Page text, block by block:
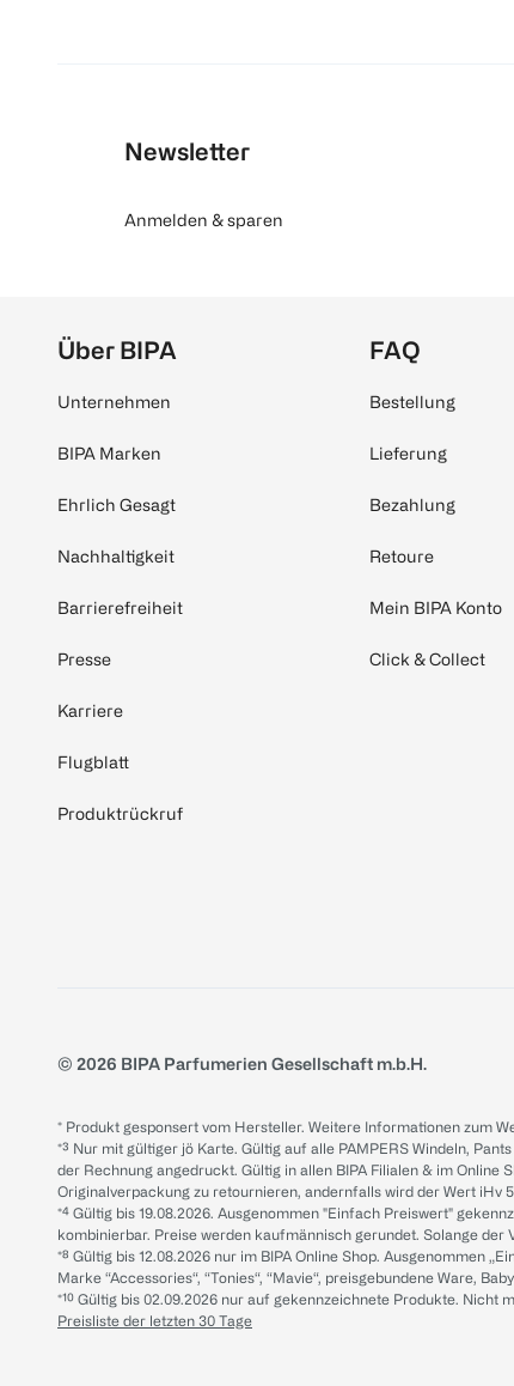
Newsletter
Anmelden & sparen
Über BIPA
Unternehmen
BIPA Marken
Ehrlich Gesagt
Nachhaltigkeit
Barrierefreiheit
Presse
Karriere
Flugblatt
Produktrückruf
FAQ
Bestellung
Lieferung
Bezahlung
Retoure
Mein BIPA Konto
Click & Collect
© 2026 BIPA Parfumerien Gesellschaft m.b.H.
* Produkt gesponsert vom Hersteller. Weitere Informationen zum
*³ Nur mit gültiger jö Karte. Gültig auf alle PAMPERS Windeln,
der Rechnung angedruckt. Gültig in allen BIPA Filialen & im
Originalverpackung zu retournieren, andernfalls wird der Wert iHv
*⁴ Gültig bis 19.08.2026. Ausgenommen "Einfach Preiswert"
kombinierbar. Preise werden kaufmännisch gerundet. Solange der
*⁸ Gültig bis 12.08.2026 nur im BIPA Online Shop. Ausgenommen
Marke “Accessories“, “Tonies“, “Mavie“, preisgebundene Ware,
*¹⁰ Gültig bis 02.09.2026 nur auf gekennzeichnete Produkte.
Preisliste der letzten 30 Tage